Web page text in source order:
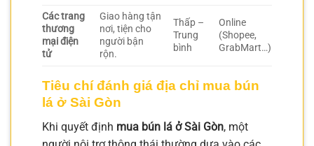
Các trang
thương
mại điện
tử
Giao hàng tận
nơi, tiện cho
người bận
rộn.
Thấp –
Trung
bình
Online
(Shopee,
GrabMart…)
Tiêu chí đánh giá địa chỉ mua bún
lá ở Sài Gòn
Khi quyết định mua bún lá ở Sài Gòn, một